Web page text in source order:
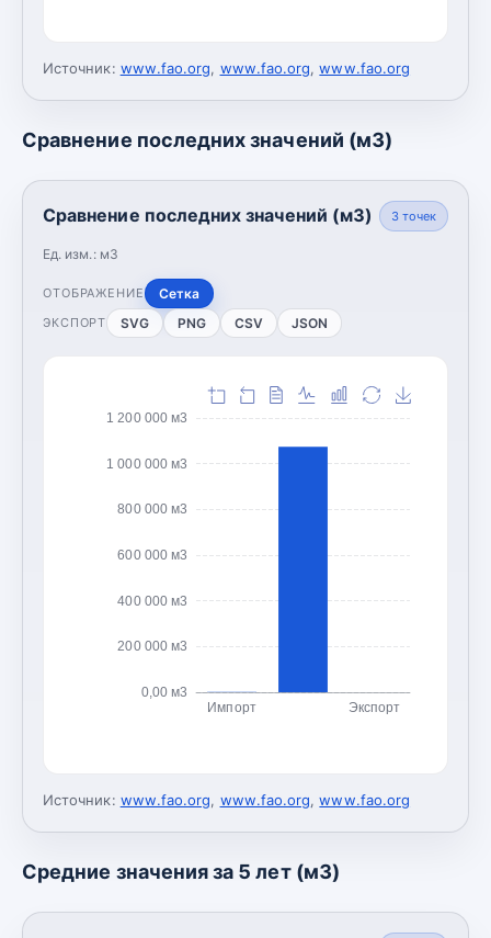
Источник: www.fao.org, www.fao.org,www.fao.org
Сравнение последних значений (м3)
Сравнение последних значений (м3)
Ед. изм.: м3
3точек
ОТОБРАЖЕНИЕ Сетка
ЭКСПОРТ SVG PNG CSV JSON
0,00 м3
200 000 м3
400 000 м3
600 000 м3
800 000 м3
1 000 000 м3
1 200 000 м3
Импорт Экспорт
Источник: www.fao.org, www.fao.org,www.fao.org
Средние значения за 5 лет (м3)